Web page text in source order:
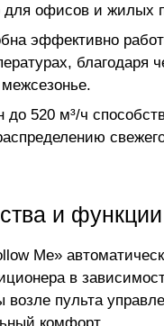
для офисов и жилых
эффективно
благодаря
до 520 м³/ч
и функции
Me»
в
возле пульта